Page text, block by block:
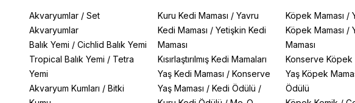
Akvaryumlar / Set
Akvaryumlar
Balık Yemi / Cichlid Balık Yemi
Tropical Balık Yemi / Tetra
Yemi
Akvaryum Kumları / Bitki
Kuru Kedi Maması / Yavru
Kedi Maması / Yetişkin Kedi
Maması
Kısırlaştırılmış Kedi Mamaları
Yaş Kedi Maması / Konserve
Yaş Maması / Kedi Ödülü /
Köpek Maması /
Köpek Maması /
Maması
Konserve Köpek
Yaş Köpek
Ödülü